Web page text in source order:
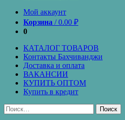
Мой аккаунт
Корзина /0.00 ₽
0
КАТАЛОГ ТОВАРОВ
Контакты Бахчиванджи
Доставка и оплата
ВАКАНСИИ
КУПИТЬ ОПТОМ
Купить в кредит
Найти: